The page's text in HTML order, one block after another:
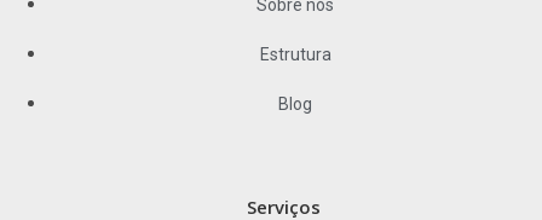
Sobre nós
Estrutura
Blog
Serviços